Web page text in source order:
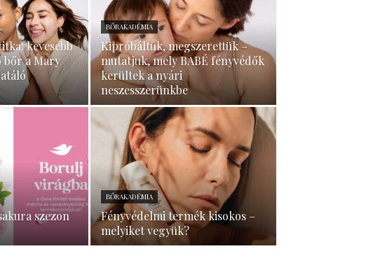
kevesebb
bőr a Mary
BŐRAKADÉMIA
Kipróbáltuk, megszerettük –
mutatjuk, mely BABÉ fényvédők
kerültek a nyári
neszesszerünkbe
szezon
BŐRAKADÉMIA
Fényvédelmi termék kisokos –
melyiket vegyük?